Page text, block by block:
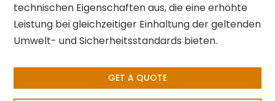
technischen Eigenschaften aus, die eine erhöhte
Leistung bei gleichzeitiger Einhaltung der geltenden
Umwelt- und Sicherheitsstandards bieten.
GET A QUOTE